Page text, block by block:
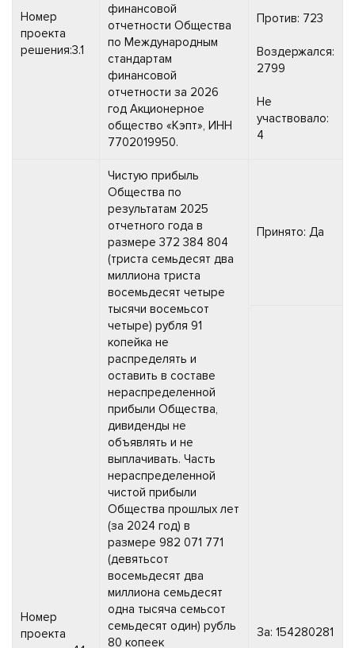
Номер
проекта
решения:3.1
финансовой
отчетности Общества
по Международным
стандартам
финансовой
отчетности за 2026
год Акционерное
общество «Кэпт», ИНН
7702019950.
Против: 723
Воздержался:
2799
Не
участвовало:
4
Номер
проекта
Чистую прибыль
Общества по
результатам 2025
отчетного года в
размере 372 384 804
(триста семьдесят два
миллиона триста
восемьдесят четыре
тысячи восемьсот
четыре) рубля 91
копейка не
распределять и
оставить в составе
нераспределенной
прибыли Общества,
дивиденды не
объявлять и не
выплачивать. Часть
нераспределенной
чистой прибыли
Общества прошлых лет
(за 2024 год) в
размере 982 071 771
(девятьсот
восемьдесят два
миллиона семьдесят
одна тысяча семьсот
семьдесят один) рубль
80 копеек
Принято: Да
За: 154280281